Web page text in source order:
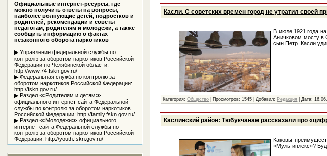
Официальные интернет-ресурсы, где
можно получить ответы на вопросы,
наиболее волнующие детей, подростков и
родителей, рекомендации и советы
педагогам, родителям и молодежи, а также
сообщить информацию о фактах
незаконного оборота наркотиков
▶ Управление федеральной службы по
контролю за оборотом наркотиков Российской
Федерации по Челябинской области:
http://www.74.fskn.gov.ru/
▶ Федеральная служба по контролю за
оборотом наркотиков Российской Федерации:
http://fskn.gov.ru/
▶ Раздел ≪Родителям и детям≫
официального интернет-сайта Федеральной
службы по контролю за оборотом наркотиков
Российской Федерации: http://family.fskn.gov.ru/
▶ Раздел ≪Молодежи≫ официального
интернет-сайта Федеральной службы по
контролю за оборотом наркотиков Российской
Федерации: http://youth.fskn.gov.ru/
Касли. С советских времен город не утратил своей
В июле 1921 года
Аничковом мосту в
сын Петр. Касли
Категория: Общество Просмотров: 1545 Добавил: Редакция Дата:
Каслинский район: Тюбукчанам рассказали про
Каковы
«Мультиплекс»?